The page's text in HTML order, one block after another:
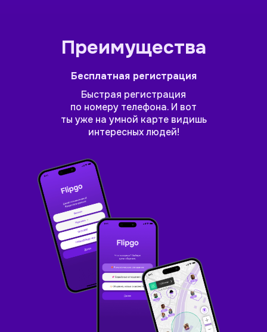
Преимущества
Быстрая регистрация
по номеру телефона. И вот
ты уже на умной карте видишь
интересных людей!
Бесплатная регистрация